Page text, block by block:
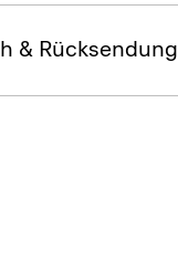
& Rücksendung